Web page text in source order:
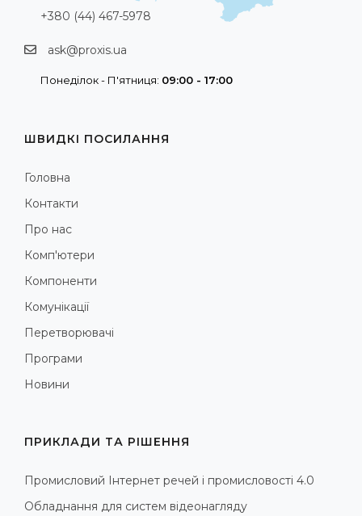
+380 (44) 467-5978
ask@proxis.ua
Понеділок - П'ятниця: 09:00 - 17:00
ШВИДКІ ПОСИЛАННЯ
Головна
Контакти
Про нас
Комп'ютери
Компоненти
Комунікації
Перетворювачі
Програми
Новини
ПРИКЛАДИ ТА РІШЕННЯ
Промисловий Інтернет речей і промисловості 4.0
Обладнання для систем відеонагляду